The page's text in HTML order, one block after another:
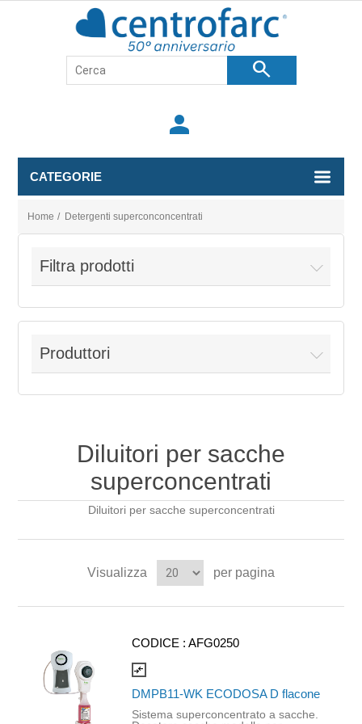
search
person
CATEGORIE
Home / Detergenti superconconcentrati
Filtra prodotti
Produttori
Diluitori per sacche
superconcentrati
Diluitori per sacche superconcentrati
Visualizza per pagina
CODICE :AFG0250
compare_arrows
DMPB11-WK ECODOSA D flacone
Sistema superconcentrato a sacche.